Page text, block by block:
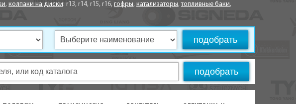
, колпаки на диски: r13, r14, r15, r16, гофры, катализаторы,топливные баки,